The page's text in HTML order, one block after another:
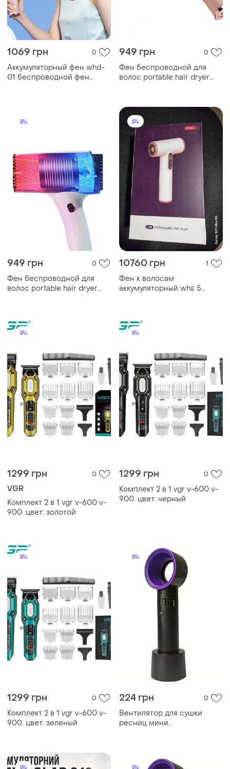
1069 грн 0
Аккумуляторный фен whd-
01 беспроводной фен
949 грн 0
Фен беспроводной для
волос portable hair dryer
949 грн 0
Фен беспроводной для
волос portable hair dryer
10760 грн 1
Фен к волосам
аккумуляторный whs 5
1299 грн 0
VGR
Комплект 2 в 1 vgr v-600 v-
900. цвет: золотой
1299 грн 0
Комплект 2 в 1 vgr v-600 v-
900. цвет: черный
1299 грн 0
Комплект 2 в 1 vgr v-600 v-
900. цвет: зеленый
224 грн 0
Вентилятор для сушки
ресниц мини